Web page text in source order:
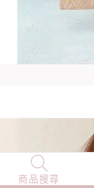
商品搜尋
NEW